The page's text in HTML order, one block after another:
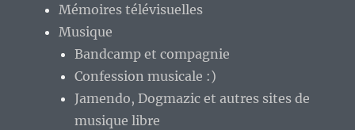
Mémoires télévisuelles
Musique
Bandcamp et compagnie
Confession musicale :)
Jamendo, Dogmazic et autres sites de
musique libre